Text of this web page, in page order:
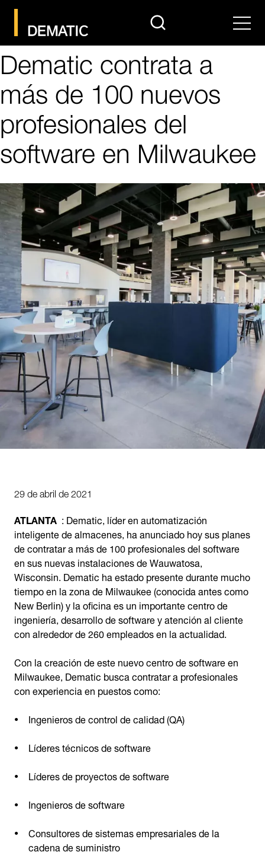
search Menu
Dematic contrata a
más de 100 nuevos
profesionales del
software en Milwaukee
29 de abril de 2021
ATLANTA : Dematic, líder en automatización
inteligente de almacenes, ha anunciado hoy sus planes
de contratar a más de 100 profesionales del software
en sus nuevas instalaciones de Wauwatosa,
Wisconsin. Dematic ha estado presente durante mucho
tiempo en la zona de Milwaukee (conocida antes como
New Berlin) y la oficina es un importante centro de
ingeniería, desarrollo de software y atención al cliente
con alrededor de 260 empleados en la actualidad.
Con la creación de este nuevo centro de software en
Milwaukee, Dematic busca contratar a profesionales
con experiencia en puestos como:
Ingenieros de control de calidad (QA)
Líderes técnicos de software
Líderes de proyectos de software
Ingenieros de software
Consultores de sistemas empresariales de la
cadena de suministro